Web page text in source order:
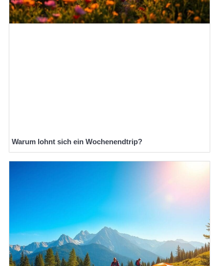
Warum lohnt sich ein Wochenendtrip?